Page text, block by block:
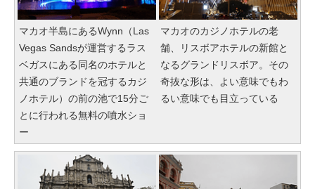
マカオ半島にあるWynn（Las
Vegas Sandsが運営するラス
ベガスにある同名のホテルと
共通のブランドを冠するカジ
ノホテル）の前の池で15分ご
とに行われる無料の噴水ショ
ー
マカオのカジノホテルの老
舗、リスボアホテルの新館と
なるグランドリスボア。その
奇抜な形は、よい意味でもわ
るい意味でも目立っている